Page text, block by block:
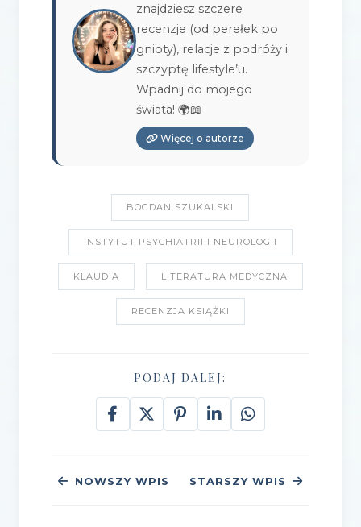
znajdziesz szczere
recenzje (od perełek po
gnioty), relacje z podróży i
szczyptę lifestyle’u.
Wpadnij do mojego
świata! 🌍📖
Więcej o autorze
BOGDAN SZUKALSKI
INSTYTUT PSYCHIATRII I NEUROLOGII
KLAUDIA LITERATURA MEDYCZNA
RECENZJA KSIĄŻKI
PODAJ DALEJ:
NOWSZY WPIS STARSZY WPIS